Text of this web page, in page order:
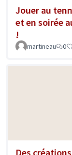
Jouer au
et en soirée
!
martineau 0
Des